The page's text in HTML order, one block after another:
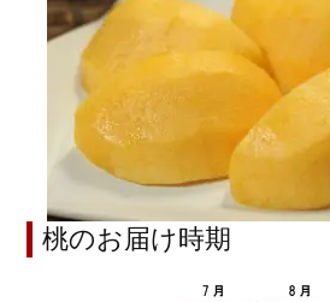
桃のお届け時期